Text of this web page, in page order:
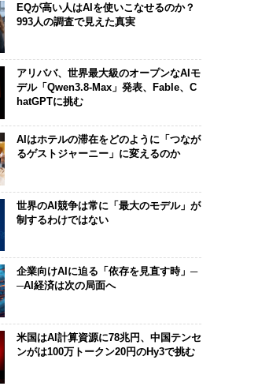
EQが高い人はAIを使いこなせるのか？
993人の調査で見えた真実
アリババ、世界最大級のオープンなAIモ
デル「Qwen3.8-Max」発表、Fable、C
hatGPTに挑む
AIはホテルの滞在をどのように「つなが
るゲストジャーニー」に変えるのか
世界のAI競争は常に「最大のモデル」が
制するわけではない
企業向けAIに迫る「依存を見直す時」─
─AI経済は次の局面へ
米国はAI計算資源に78兆円、中国テンセ
ンがは100万トークン20円のHy3で挑む